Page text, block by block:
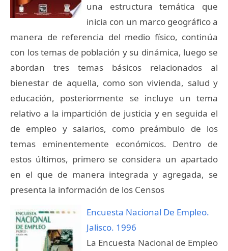
una estructura temática que
inicia con un marco geográfico a
manera de referencia del medio físico, continúa
con los temas de población y su dinámica, luego se
abordan tres temas básicos relacionados al
bienestar de aquella, como son vivienda, salud y
educación, posteriormente se incluye un tema
relativo a la impartición de justicia y en seguida el
de empleo y salarios, como preámbulo de los
temas eminentemente económicos. Dentro de
estos últimos, primero se considera un apartado
en el que de manera integrada y agregada, se
presenta la información de los Censos
Encuesta Nacional De Empleo.
Jalisco. 1996
La Encuesta Nacional de Empleo